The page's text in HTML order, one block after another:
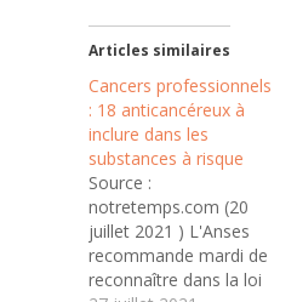
Articles similaires
Cancers professionnels
: 18 anticancéreux à
inclure dans les
substances à risque
Source :
notretemps.com (20
juillet 2021 ) L'Anses
recommande mardi de
reconnaître dans la loi